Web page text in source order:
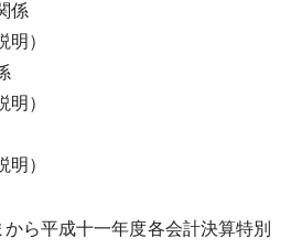
係
）
）
）
ら平成十一年度各会計決算特別